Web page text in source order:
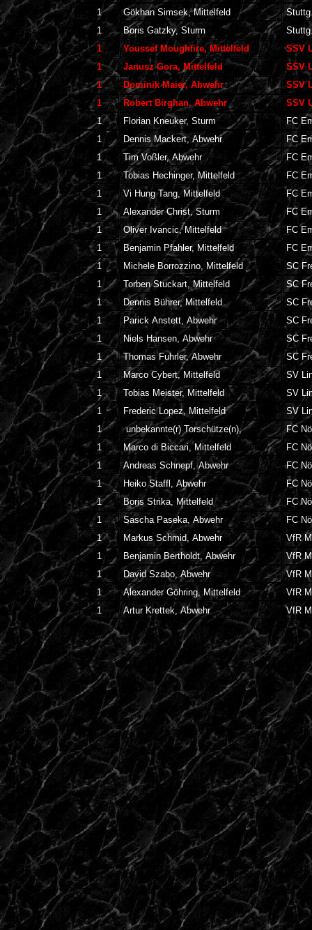
1
Gökhan Simsek, Mittelfeld
1
Boris Gatzky, Sturm
1
Youssef Moughfire, Mittelfeld
SSV
1
Janusz Gora, Mittelfeld
SSV
1
Dominik Maier, Abwehr
SSV
1
Robert Birghan, Abwehr
SSV
1
Florian Kneuker, Sturm
FC
1
Dennis Mackert, Abwehr
FC
1
Tim Voßler, Abwehr
FC
1
Tobias Hechinger, Mittelfeld
FC
1
Vi Hung Tang, Mittelfeld
FC
1
Alexander Christ, Sturm
FC
1
Oliver Ivancic, Mittelfeld
FC
1
Benjamin Pfahler, Mittelfeld
FC
1
Michele Borrozzino, Mittelfeld
SC
1
Torben Stuckart, Mittelfeld
SC
1
Dennis Bührer, Mittelfeld
SC
1
Parick Anstett, Abwehr
SC
1
Niels Hansen, Abwehr
SC
1
Thomas Fuhrler, Abwehr
SC
1
Marco Cybert, Mittelfeld
SV
1
Tobias Meister, Mittelfeld
SV
1
Frederic Lopez, Mittelfeld
SV
1
unbekannte(r) Torschütze(n),
FC
1
Marco di Biccari, Mittelfeld
FC
1
Andreas Schnepf, Abwehr
FC
1
Heiko Staffl, Abwehr
FC
1
Boris Strika, Mittelfeld
FC
1
Sascha Paseka, Abwehr
FC
1
Markus Schmid, Abwehr
VfR
1
Benjamin Bertholdt, Abwehr
VfR
1
David Szabo, Abwehr
VfR
1
Alexander Göhring, Mittelfeld
VfR
1
Artur Krettek, Abwehr VfR